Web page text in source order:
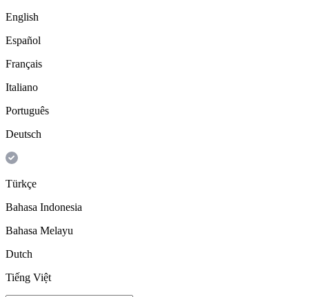
English
Español
Français
Italiano
Português
Deutsch
Türkçe
Bahasa Indonesia
Bahasa Melayu
Dutch
Tiếng Việt